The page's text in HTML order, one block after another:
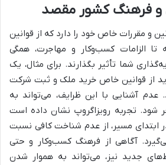
و فرهنگ کشور مقصد
و مقررات خاص خود را دارد که از قوانین
تا الزامات کسب‌وکار و مهاجرت، همگی
شما تأثیر بگذارند. برای مثال، یک
از قوانین خاص خرید ملک و ثبت شرکت
عدم آشنایی با این ظرایف، می‌تواند به
شود. تجربه رویزاگروپ نشان داده است
ابتدای مسیر، از عدم شناخت کافی نسبت
آگاهی از فرهنگ کسب‌وکار و حتی
جدید نیز، می‌تواند به هموار شدن